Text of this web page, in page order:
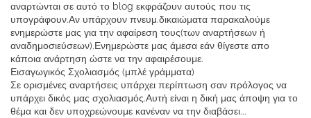
αναρτώνται σε αυτό το blog εκφράζουν αυτούς που τις
υπογράφουν.Αν υπάρχουν πνευμ.δικαιώματα παρακαλούμε
ενημερώστε μας για την αφαίρεση τους(των αναρτήσεων ή
αναδημοσιεύσεων).Ενημερώστε μας άμεσα εάν θίγεστε απο
κάποια ανάρτηση ώστε να την αφαιρέσουμε.
Εισαγωγικός Σχολιασμός (μπλέ γράμματα)
Σε ορισμένες αναρτήσεις υπάρχει περίπτωση σαν πρόλογος να
υπάρχει δικός μας σχολιασμός.Αυτή είναι η δική μας άποψη για το
θέμα και δεν υποχρεώνουμε κανέναν να την διαβάσει...